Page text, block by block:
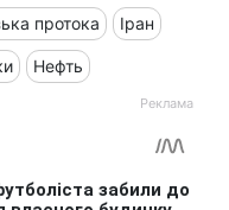
протока Іран
Нефть